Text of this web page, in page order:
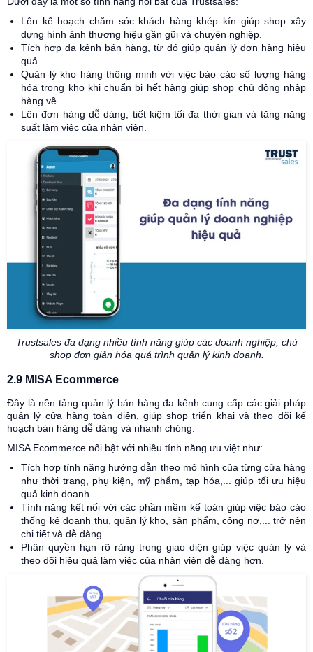
Lên kế hoạch chăm sóc khách hàng khép kín giúp shop xây
dựng hình ảnh thương hiệu gần gũi và chuyên nghiệp.
Tích hợp đa kênh bán hàng, từ đó giúp quản lý đơn hàng hiệu
quả.
Quản lý kho hàng thông minh với việc báo cáo số lượng hàng
hóa trong kho khi chuẩn bị hết hàng giúp shop chủ động nhập
hàng về.
Lên đơn hàng dễ dàng, tiết kiệm tối đa thời gian và tăng năng
suất làm việc của nhân viên.
Trustsales đa dạng nhiều tính năng giúp các doanh nghiệp, chủ
shop đơn giản hóa quá trình quản lý kinh doanh.
2.9 MISA Ecommerce
Đây là nền tảng quản lý bán hàng đa kênh cung cấp các giải pháp
quản lý cửa hàng toàn diện, giúp shop triển khai và theo dõi kế
hoạch bán hàng dễ dàng và nhanh chóng.
MISA Ecommerce nổi bật với nhiều tính năng ưu việt như:
Tích hợp tính năng hướng dẫn theo mô hình của từng cửa hàng
như thời trang, phụ kiện, mỹ phẩm, tạp hóa,... giúp tối ưu hiệu
quả kinh doanh.
Tính năng kết nối với các phần mềm kế toán giúp việc báo cáo
thống kê doanh thu, quản lý kho, sản phẩm, công nợ,... trở nên
chi tiết và dễ dàng.
Phân quyền hạn rõ ràng trong giao diện giúp việc quản lý và
theo dõi hiệu quả làm việc của nhân viên dễ dàng hơn.